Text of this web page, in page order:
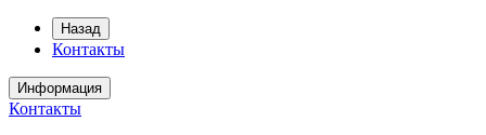
Назад
Контакты
Информация
Контакты